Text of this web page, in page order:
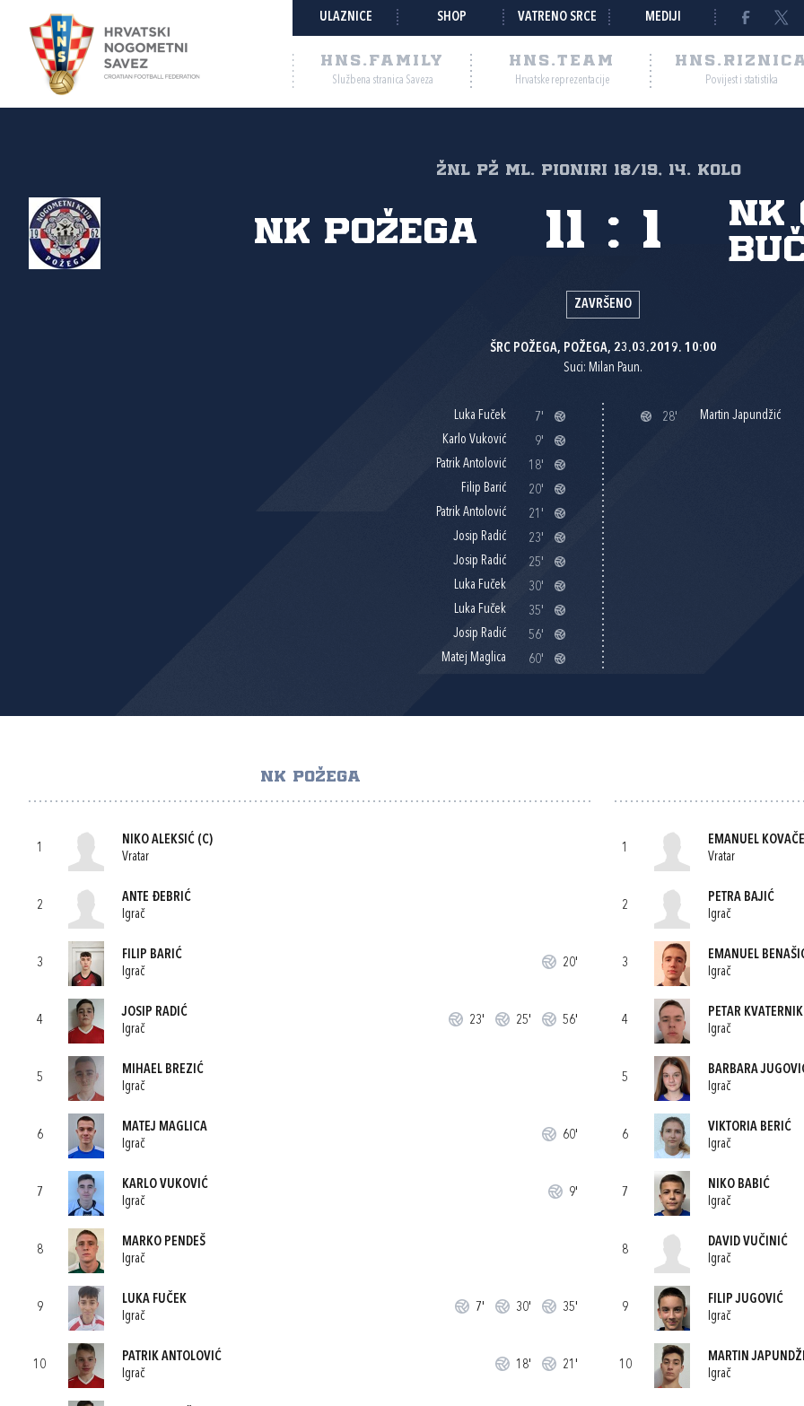
ULAZNICE SHOP VATRENO SRCE MEDIJI
HNS.FAMILY
Službena stranica Saveza
HNS.TEAM
Hrvatske reprezentacije Povijest i statistika
ŽNL PŽ ml. pioniri 18/19, 14. kolo
NK Požega 11 : 1
ZAVRŠENO
ŠRC POŽEGA, POŽEGA, 23.03.2019. 10:00
Suci: Milan Paun.
Luka Fuček
7'
Karlo Vuković
9'
Patrik Antolović
18'
Filip Barić
20'
Patrik Antolović
21'
Josip Radić
23'
Josip Radić
25'
Luka Fuček
30'
Luka Fuček
35'
Josip Radić
56'
Matej Maglica
60'
28' Martin Japundžić
NK POŽEGA
1
NIKO ALEKSIĆ (C)
Vratar
2
ANTE ĐEBRIĆ
Igrač
3
FILIP BARIĆ
Igrač
20'
4
JOSIP RADIĆ
Igrač
23' 25' 56'
5
MIHAEL BREZIĆ
Igrač
6
MATEJ MAGLICA
Igrač
60'
7
KARLO VUKOVIĆ
Igrač
9'
8
MARKO PENDEŠ
Igrač
9
LUKA FUČEK
Igrač
7' 30' 35'
10
PATRIK ANTOLOVIĆ
Igrač
18' 21'
1
EMANUEL
Vratar
2
PETRA BAJIĆ
Igrač
3
EMANUEL
Igrač
4
PETAR KVATERNIK
Igrač
5
BARBARA
Igrač
6
VIKTORIA BERIĆ
Igrač
7
NIKO BABIĆ
Igrač
8
DAVID VUČINIĆ
Igrač
9
FILIP JUGOVIĆ
Igrač
10
MARTIN
Igrač